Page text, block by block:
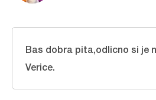
Bas dobra pita,odlicno si je
Verice.